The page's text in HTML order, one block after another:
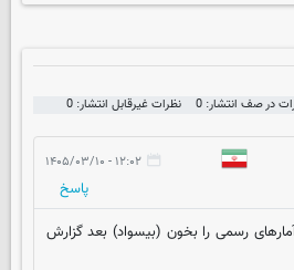
در صف انتشار: 0 نظرات غیرقابل انتشار: 0
۱۲:۰۲ - ۱۴۰۵/۰۳/۱۰
پاسخ
رسمی را بخون (بیسواد) بعد گزارش